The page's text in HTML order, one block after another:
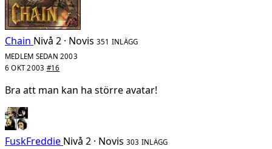
Chain Nivå 2 · Novis 351 INLÄGG
MEDLEM SEDAN 2003
6 OKT 2003 #16
Bra att man kan ha större avatar!
FuskFreddie Nivå 2 · Novis 303 INLÄGG